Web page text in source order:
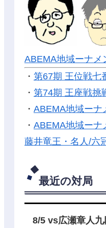
ABEMA地域ーナメ
・ 第67期 王位戦七
・ 第74期 王座戦挑
・ ABEMA地域ーナ
・ ABEMA地域ーナ
藤井竜王・名人/六
最近の対局
8/5 vs広瀬章人